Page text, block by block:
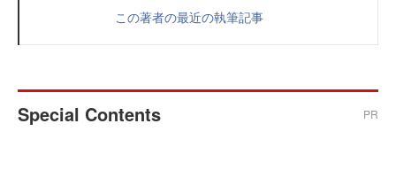
この著者の最近の執筆記事
Special Contents PR